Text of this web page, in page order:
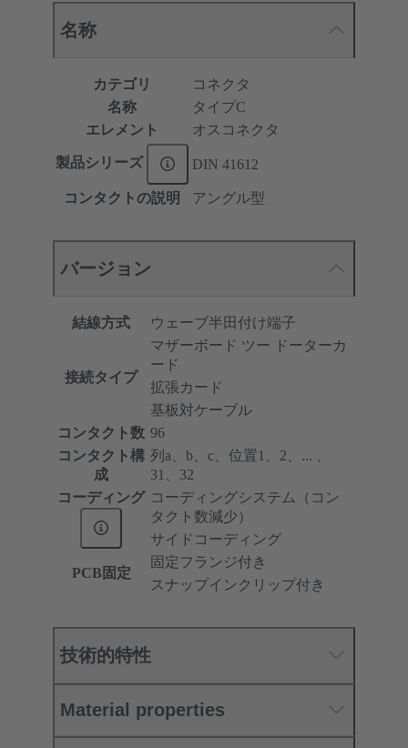
名称
カテゴリ
コネクタ
名称
タイプC
エレメント
オスコネクタ
製品シリーズ DIN 41612
コンタクトの説明 アングル型
バージョン
結線方式 ウェーブ半田付け端子
接続タイプ
マザーボード ツー ドーターカ
ード
拡張カード
基板対ケーブル
コンタクト数 96
コンタクト構
成
列a、b、c、位置1、2、... 、
31、32
コーディング コーディングシステム（コン
タクト数減少）
サイドコーディング
PCB固定
固定フランジ付き
スナップインクリップ付き
技術的特性
Material properties